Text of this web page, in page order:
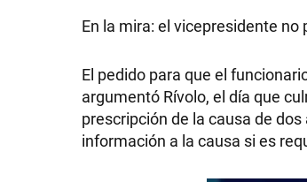
En la mira: el vicepresidente
El pedido para que el
argumentó Rívolo, el día que
prescripción de la causa de
información a la causa si es